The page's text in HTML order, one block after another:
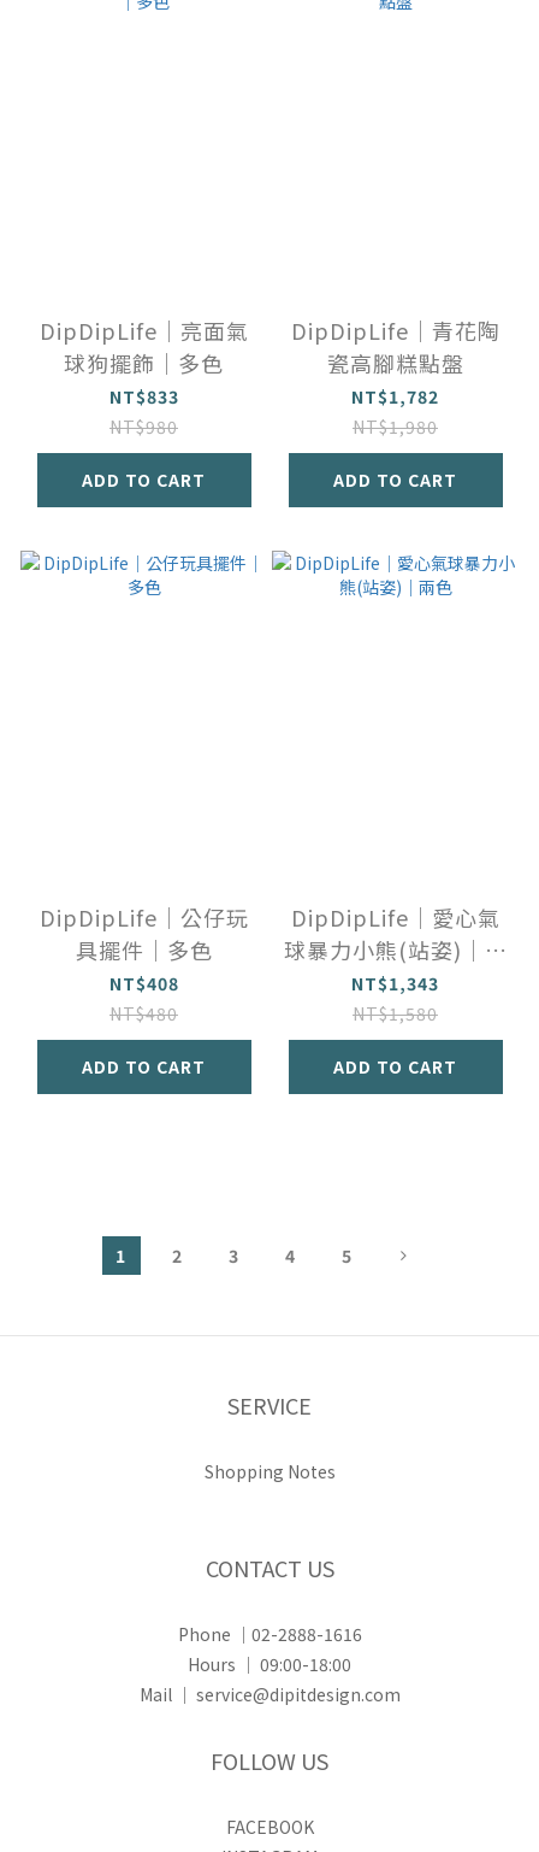
DipDipLife｜亮面氣
球狗擺飾｜多色
NT$833
NT$980
ADD TO CART
DipDipLife｜青花陶
瓷高腳糕點盤
NT$1,782
NT$1,980
ADD TO CART
DipDipLife｜公仔玩
具擺件｜多色
NT$408
NT$480
ADD TO CART
DipDipLife｜愛心氣
球暴力小熊(站姿)｜兩
色
NT$1,343
NT$1,580
ADD TO CART
1 2 3 4 5
SERVICE
Shopping Notes
CONTACT US
Phone ｜02-2888-1616
Hours ｜ 09:00-18:00
Mail ｜ service@dipitdesign.com
FOLLOW US
FACEBOOK